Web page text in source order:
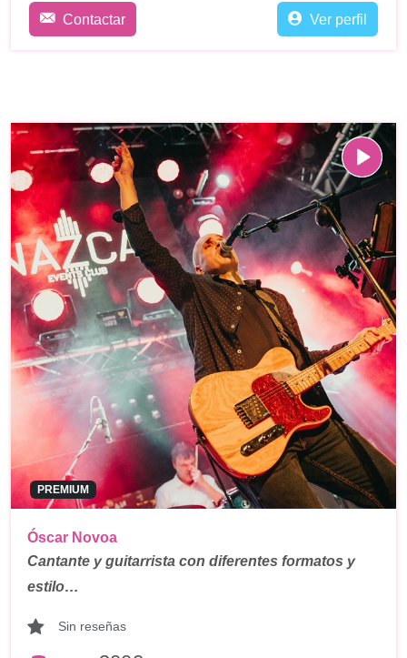
Contactar Ver perfil
PREMIUM
Óscar Novoa
Cantante y guitarrista con diferentes formatos y
estilo…
Sin reseñas